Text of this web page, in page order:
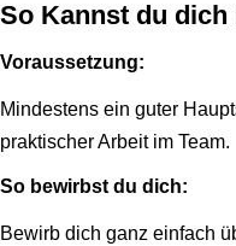
So Kannst du dich
Voraussetzung:
Mindestens ein guter
praktischer Arbeit im Team.
So bewirbst du dich:
Bewirb dich ganz einfach